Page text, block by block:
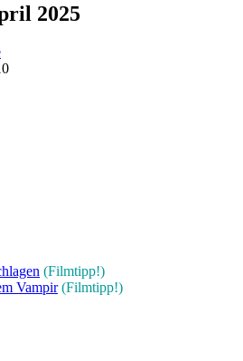
2025
(Filmtipp!)
Vampir (Filmtipp!)